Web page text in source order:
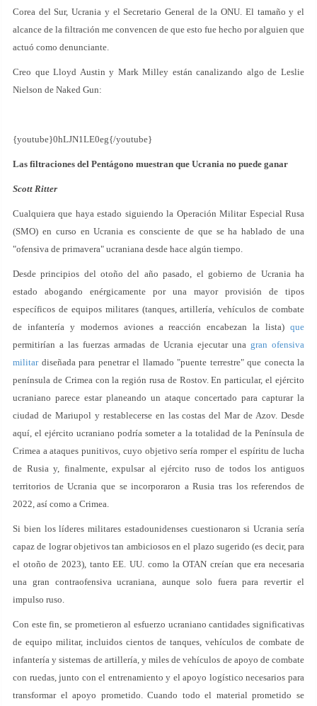
Corea del Sur, Ucrania y el Secretario General de la ONU. El tamaño y el
alcance de la filtración me convencen de que esto fue hecho por alguien que
actuó como denunciante.
Creo que Lloyd Austin y Mark Milley están canalizando algo de Leslie
Nielson de Naked Gun:
{youtube}0hLJN1LE0eg{/youtube}
Las filtraciones del Pentágono muestran que Ucrania no puede ganar
Scott Ritter
Cualquiera que haya estado siguiendo la Operación Militar Especial Rusa
(SMO) en curso en Ucrania es consciente de que se ha hablado de una
"ofensiva de primavera" ucraniana desde hace algún tiempo.
Desde principios del otoño del año pasado, el gobierno de Ucrania ha
estado abogando enérgicamente por una mayor provisión de tipos
específicos de equipos militares (tanques, artillería, vehículos de combate
de infantería y modernos aviones a reacción encabezan la lista) que
permitirían a las fuerzas armadas de Ucrania ejecutar una gran ofensiva
militardiseñada para penetrar el llamado "puente terrestre" que conecta la
península de Crimea con la región rusa de Rostov. En particular, el ejército
ucraniano parece estar planeando un ataque concertado para capturar la
ciudad de Mariupol y restablecerse en las costas del Mar de Azov. Desde
aquí, el ejército ucraniano podría someter a la totalidad de la Península de
Crimea a ataques punitivos, cuyo objetivo sería romper el espíritu de lucha
de Rusia y, finalmente, expulsar al ejército ruso de todos los antiguos
territorios de Ucrania que se incorporaron a Rusia tras los referendos de
2022, así como a Crimea.
Si bien los líderes militares estadounidenses cuestionaron si Ucrania sería
capaz de lograr objetivos tan ambiciosos en el plazo sugerido (es decir, para
el otoño de 2023), tanto EE. UU. como la OTAN creían que era necesaria
una gran contraofensiva ucraniana, aunque solo fuera para revertir el
impulso ruso.
Con este fin, se prometieron al esfuerzo ucraniano cantidades significativas
de equipo militar, incluidos cientos de tanques, vehículos de combate de
infantería y sistemas de artillería, y miles de vehículos de apoyo de combate
con ruedas, junto con el entrenamiento y el apoyo logístico necesarios para
transformar el apoyo prometido. Cuando todo el material prometido se